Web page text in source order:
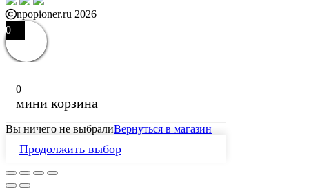
npopioner.ru 2026
0
0
мини корзина
Вы ничего не выбралиВернуться в магазин
Продолжить выбор